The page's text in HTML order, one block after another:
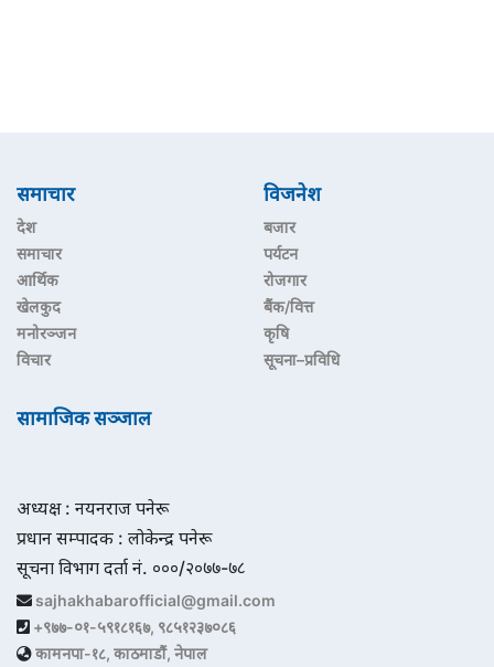
समाचार
देश
समाचार
आर्थिक
खेलकुद
मनोरञ्जन
विचार
विजनेश
बजार
पर्यटन
रोजगार
बैंक/वित्त
कृषि
सूचना–प्रविधि
सामाजिक सञ्जाल
अध्यक्ष : नयनराज पनेरू
प्रधान सम्पादक : लोकेन्द्र पनेरू
सूचना विभाग दर्ता नं. ०००/२०७७-७८
sajhakhabarofficial@gmail.com
+९७७-०१-५९१८१६७, ९८५१२३७०८६
कामनपा-१८, काठमाडौं, नेपाल